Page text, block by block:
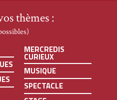
thèmes :
MERCREDIS
CURIEUX
MUSIQUE
SPECTACLE